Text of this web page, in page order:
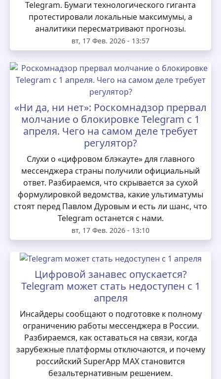
Telegram. Бумаги технологического гиганта
протестировали локальные максимумы, а
аналитики пересматривают прогнозы.
вт, 17 Фев. 2026 - 13:57
«Ни да, ни нет»: Роскомнадзор прервал
молчание о блокировке Telegram с 1
апреля. Чего на самом деле требует
регулятор?
Слухи о «цифровом блэкауте» для главного
мессенджера страны получили официальный
ответ. Разбираемся, что скрывается за сухой
формулировкой ведомства, какие ультиматумы
стоят перед Павлом Дуровым и есть ли шанс, что
Telegram останется с нами.
вт, 17 Фев. 2026 - 13:10
Цифровой занавес опускается?
Telegram может стать недоступен с 1
апреля
Инсайдеры сообщают о подготовке к полному
ограничению работы мессенджера в России.
Разбираемся, как оставаться на связи, когда
зарубежные платформы отключаются, и почему
российский SuperApp MAX становится
безальтернативным решением.